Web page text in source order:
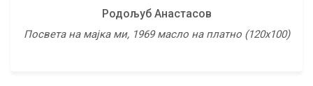
Родољуб Анастасов
Посвета на мајка ми, 1969 масло на платно (120х100)
Томе Андреевски
Магична игра, 1996 скулптура во бронза (26х12х12)